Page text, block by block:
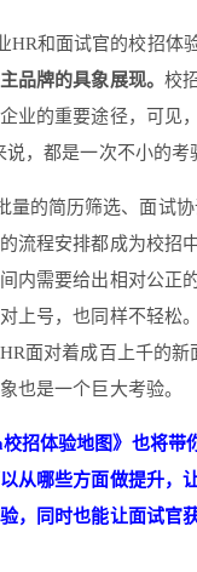
HR和面试官的校招体
品牌的具象展现。 校
业的重要途径，可见
，都是一次不小的考
量的简历筛选、面试
流程安排都成为校招
内需要给出相对公正
上号，也同样不轻松
面对着成百上千的新
也是一个巨大考验。
校招体验地图》也将带
从哪些方面做提升，
，同时也能让面试官